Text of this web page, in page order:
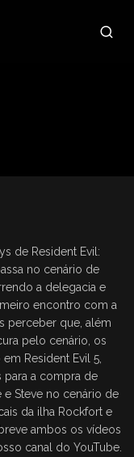
de Resident Evil:
no cenário de
a delegacia e
encontro com a
perceber que, além
pelo cenário, os
Resident Evil 5,
para a compra de
e Steve no cenário de
da ilha Rockfort e
ambos os vídeos
canal do YouTube.